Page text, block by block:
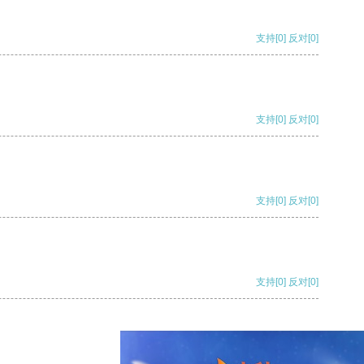
支持[0] 反对[0]
支持[0] 反对[0]
支持[0] 反对[0]
支持[0] 反对[0]